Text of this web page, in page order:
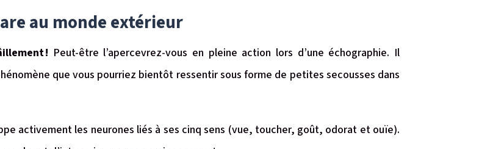
au monde extérieur
! Peut-être l’apercevrez-vous en pleine action lors d’une échographie. Il
que vous pourriez bientôt ressentir sous forme de petites secousses dans
activement les neurones liés à ses cinq sens (vue, toucher, goût, odorat et ouïe).